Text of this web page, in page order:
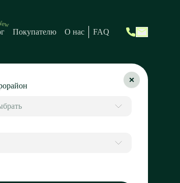
Покупателю О нас FAQ